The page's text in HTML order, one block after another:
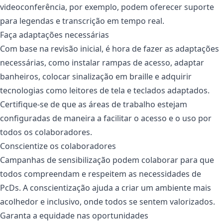
videoconferência, por exemplo, podem oferecer suporte
para legendas e transcrição em tempo real.
Faça adaptações necessárias
Com base na revisão inicial, é hora de fazer as adaptações
necessárias, como instalar rampas de acesso, adaptar
banheiros, colocar sinalização em braille e adquirir
tecnologias como leitores de tela e teclados adaptados.
Certifique-se de que as áreas de trabalho estejam
configuradas de maneira a facilitar o acesso e o uso por
todos os colaboradores.
Conscientize os colaboradores
Campanhas de sensibilização podem colaborar para que
todos compreendam e respeitem as necessidades de
PcDs. A conscientização ajuda a criar um ambiente mais
acolhedor e inclusivo, onde todos se sentem valorizados.
Garanta a equidade nas oportunidades